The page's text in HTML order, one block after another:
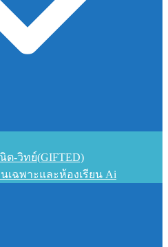
ต-วิทย์(GIFTED)
เฉพาะและห้องเรียน Ai